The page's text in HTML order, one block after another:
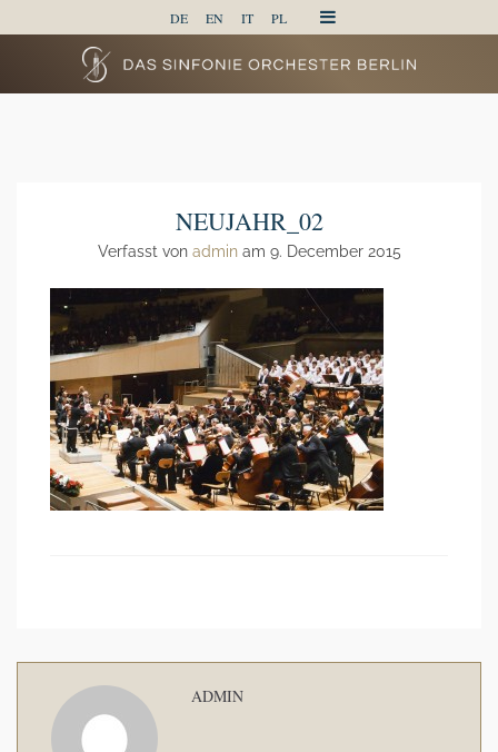
DE EN IT PL
NEUJAHR_02
Verfasst von adminam 9. December 2015
ADMIN